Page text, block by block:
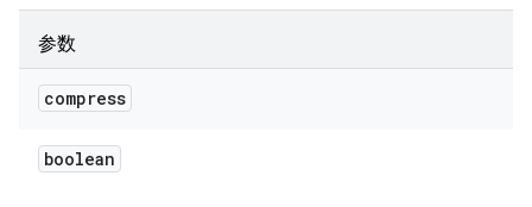
参数
compress
boolean